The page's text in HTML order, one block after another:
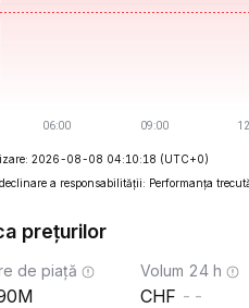
2026-08-08 04:10:18 (UTC+0)
a responsabilității: Performanța
prețurilor
de piață Volum 24 h
--